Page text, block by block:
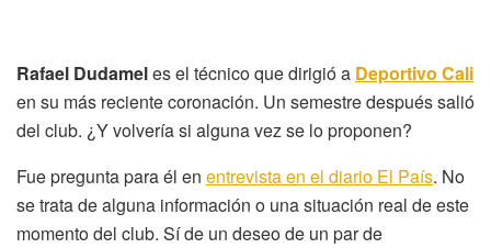
Rafael Dudameles el técnico que dirigió a Deportivo Cali
en su más reciente coronación. Un semestre después salió
del club. ¿Y volvería si alguna vez se lo proponen?
Fue pregunta para él en entrevista en el diario El País. No
se trata de alguna información o una situación real de este
momento del club. Sí de un deseo de un par de